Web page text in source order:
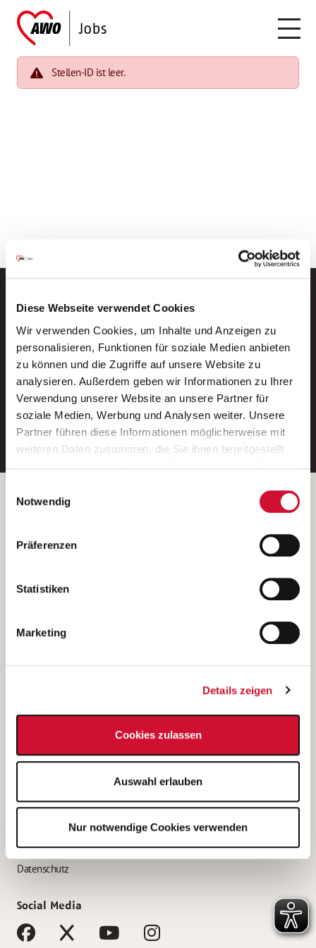
Diese Webseite verwendet Cookies
Wir verwenden Cookies, um Inhalte und Anzeigen zu
personalisieren, Funktionen für soziale Medien anbieten
zu können und die Zugriffe auf unsere Website zu
analysieren. Außerdem geben wir Informationen zu Ihrer
Verwendung unserer Website an unsere Partner für
soziale Medien, Werbung und Analysen weiter. Unsere
Partner führen diese Informationen möglicherweise mit
weiteren Daten zusammen, die Sie ihnen bereitgestellt
Wenn Sie auf „Cookies zulassen“ klicken, so stimmen
Sie der Speicherung sämtlicher Cookies zu. Sie können
Ihre Einwilligung selbstverständlich jederzeit widerrufen,
indem Sie die Cookie-Einstellungen aufrufen und diese
unsererDatenschutzerklärung
Notwendig
Präferenzen
Statistiken
Marketing
Details zeigen
Cookies zulassen
Auswahl erlauben
Nur notwendige Cookies verwenden
Stellen-ID ist leer.
Neue Stellen per E-Mail.
Ein kostenloser Service von AWO
Jobs.
E-Mail-Adresse eintragen
Betreiber der Webseite
Kantstraße 45a
(Ein Tochterunternehmen des AWO Bezirksverbandes Unterfranken
e.V.)
Bewerbung als Altenpflegehelfer*in
Bewerbung als Erzieher*in
AWO Gliederungen nach Bundesland
Impressum
Datenschutz
Social Media